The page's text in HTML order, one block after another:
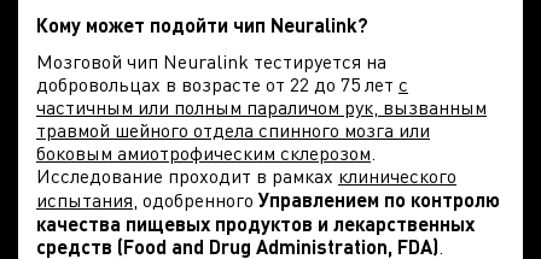
Кому может подойти чип Neuralink?
Мозговой чип Neuralink тестируется на
добровольцах в возрасте от 22 до 75 лет с
частичным или полным параличом рук, вызванным
травмой шейного отдела спинного мозга или
боковым амиотрофическим склерозом
Исследование проходит в рамках клинического
испытания , одобренного Управлением по контролю
качества пищевых продуктов и лекарственных
средств (Food and Drug Administration, FDA)